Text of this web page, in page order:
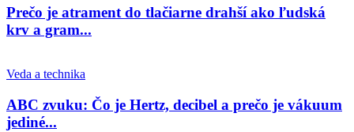
Prečo je atrament do tlačiarne drahší ako ľudská
krv a gram...
Veda a technika
ABC zvuku: Čo je Hertz, decibel a prečo je vákuum
jediné...